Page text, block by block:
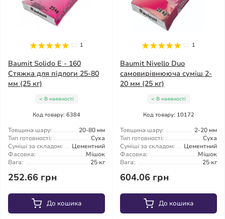
1
Baumit Solido E - 160
Стяжка для підлоги 25-80
мм (25 кг)
В наявності
Код товару: 6384
Товщина шару:
20-80 мм
Тип готовності:
Суха
Суміші за складом:
Цементний
Фасовка:
Мішок
Вага:
25 кг
252.66 грн
До кошика
1
Baumit Nivello Duo
самовирівнююча суміш 2-
20 мм (25 кг)
В наявності
Код товару: 10172
Товщина шару:
2-20 мм
Тип готовності:
Суха
Суміші за складом:
Цементний
Фасовка:
Мішок
Вага:
25 кг
604.06 грн
До кошика